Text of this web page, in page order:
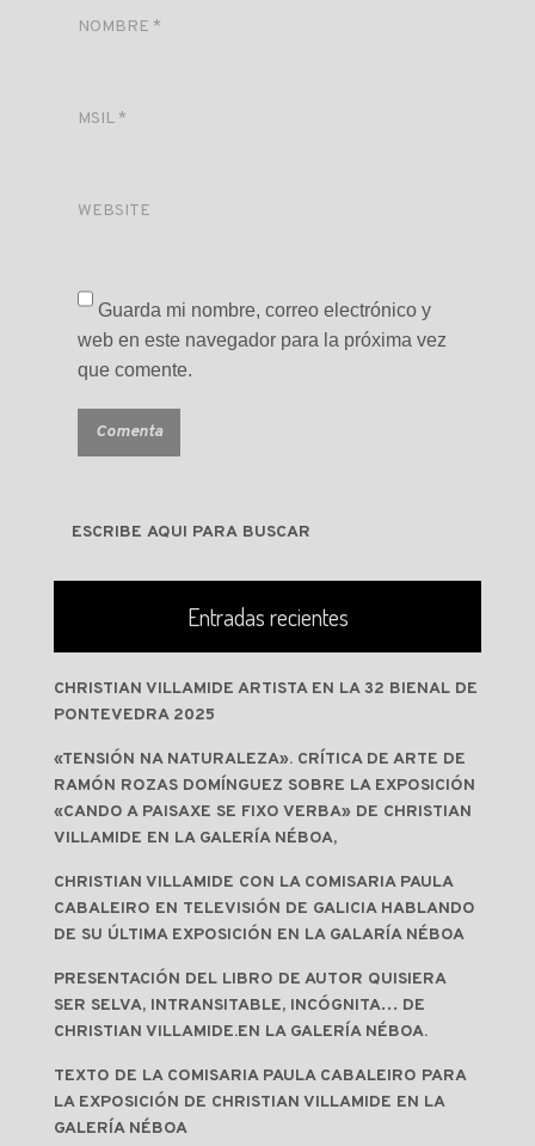
NOMBRE *
MSIL *
WEBSITE
Guarda mi nombre, correo electrónico y
web en este navegador para la próxima vez
que comente.
Entradas recientes
CHRISTIAN VILLAMIDE ARTISTA EN LA 32 BIENAL DE
PONTEVEDRA 2025
«TENSIÓN NA NATURALEZA». CRÍTICA DE ARTE DE
RAMÓN ROZAS DOMÍNGUEZ SOBRE LA EXPOSICIÓN
«CANDO A PAISAXE SE FIXO VERBA» DE CHRISTIAN
VILLAMIDE EN LA GALERÍA NÉBOA,
CHRISTIAN VILLAMIDE CON LA COMISARIA PAULA
CABALEIRO EN TELEVISIÓN DE GALICIA HABLANDO
DE SU ÚLTIMA EXPOSICIÓN EN LA GALARÍA NÉBOA
PRESENTACIÓN DEL LIBRO DE AUTOR QUISIERA
SER SELVA, INTRANSITABLE, INCÓGNITA… DE
CHRISTIAN VILLAMIDE.EN LA GALERÍA NÉBOA.
TEXTO DE LA COMISARIA PAULA CABALEIRO PARA
LA EXPOSICIÓN DE CHRISTIAN VILLAMIDE EN LA
GALERÍA NÉBOA